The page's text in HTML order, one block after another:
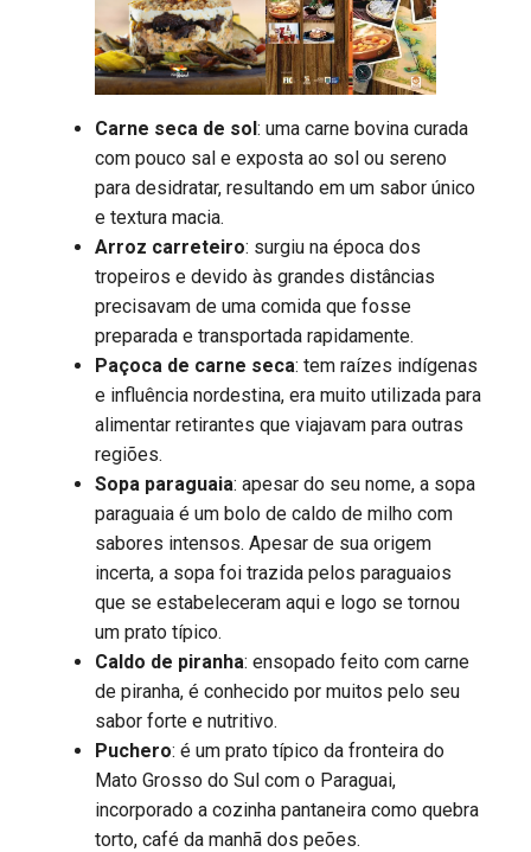
Carne seca de sol: uma carne bovina curada
com pouco sal e exposta ao sol ou sereno
para desidratar, resultando em um sabor único
e textura macia.
Arroz carreteiro: surgiu na época dos
tropeiros e devido às grandes distâncias
precisavam de uma comida que fosse
preparada e transportada rapidamente.
Paçoca de carne seca: tem raízes indígenas
e influência nordestina, era muito utilizada para
alimentar retirantes que viajavam para outras
regiões.
Sopa paraguaia: apesar do seu nome, a sopa
paraguaia é um bolo de caldo de milho com
sabores intensos. Apesar de sua origem
incerta, a sopa foi trazida pelos paraguaios
que se estabeleceram aqui e logo se tornou
um prato típico.
Caldo de piranha: ensopado feito com carne
de piranha, é conhecido por muitos pelo seu
sabor forte e nutritivo.
Puchero: é um prato típico da fronteira do
Mato Grosso do Sul com o Paraguai,
incorporado a cozinha pantaneira como quebra
torto, café da manhã dos peões.